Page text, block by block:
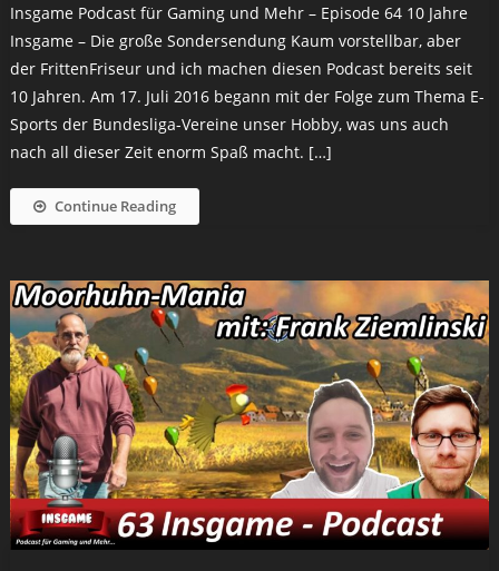
Insgame Podcast für Gaming und Mehr – Episode 64 10 Jahre
Insgame – Die große Sondersendung Kaum vorstellbar, aber
der FrittenFriseur und ich machen diesen Podcast bereits seit
10 Jahren. Am 17. Juli 2016 begann mit der Folge zum Thema E-
Sports der Bundesliga-Vereine unser Hobby, was uns auch
nach all dieser Zeit enorm Spaß macht. […]
Continue Reading